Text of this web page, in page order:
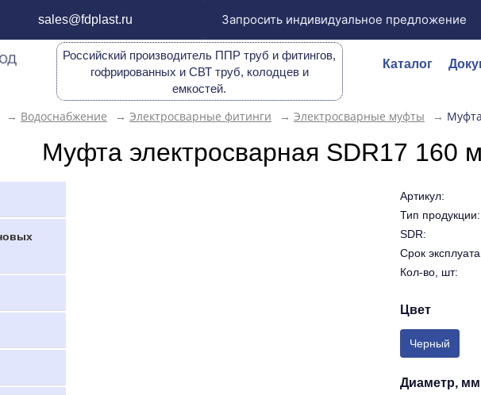
sales@fdplast.ru Запросить индивидуальное предложение
Российский производитель ППР труб и фитингов,
гофрированных и СВТ труб, колодцев и
емкостей.
Каталог
→ Водоснабжение → Электросварные фитинги → Электросварные муфты →
Муфта электросварная SDR17 160
Артикул:
Тип продукции:
SDR:
Срок
Кол-во, шт:
Цвет
Черный
Диаметр, мм